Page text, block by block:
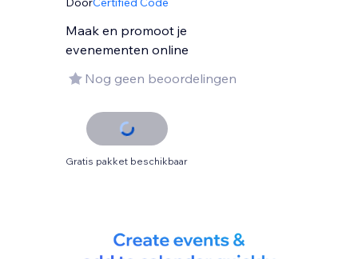
Maak en promoot je
evenementen online
Nog geen beoordelingen
Gratis pakket beschikbaar